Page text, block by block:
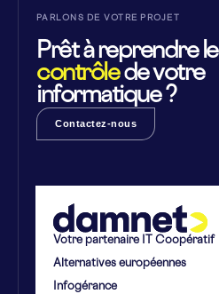
PARLONS DE VOTRE PROJET
Prêt à reprendre le
contrôlede votre
informatique ?
Contactez-nous
Votre partenaire IT Coopératif
Alternatives européennes
Infogérance